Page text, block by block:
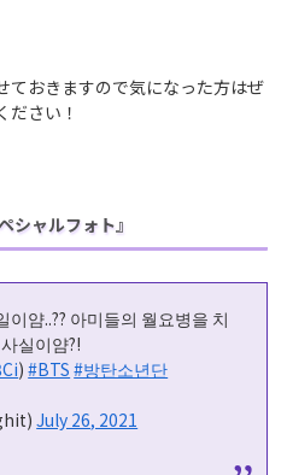
おきますので気になった方はぜ
さい！
ャルフォト』
얌..?? 아미들의 월요병을 치
실이얌?!
)#BTS #방탄소년단
July 26, 2021